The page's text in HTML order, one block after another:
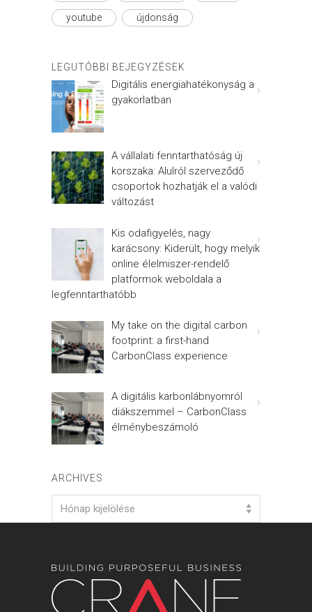
youtube újdonság
LEGUTÓBBI BEJEGYZÉSEK
Digitális energiahatékonyság a
gyakorlatban
A vállalati fenntarthatóság új
korszaka: Alulról szerveződő
csoportok hozhatják el a valódi
változást
Kis odafigyelés, nagy
karácsony: Kiderült, hogy melyik
online élelmiszer-rendelő
platformok weboldala a
legfenntarthatóbb
My take on the digital carbon
footprint: a first-hand
CarbonClass experience
A digitális karbonlábnyomról
diákszemmel – CarbonClass
élménybeszámoló
ARCHIVES
Archives
Hónap kijelölése